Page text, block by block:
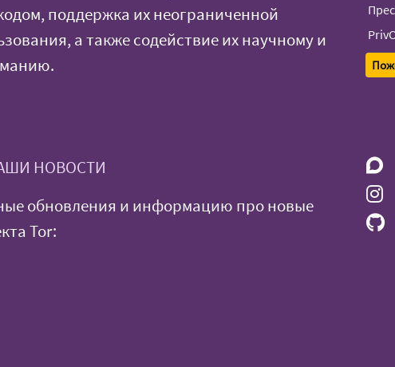
поддержка их неограниченной
а также содействие их научному и
НОВОСТИ
обновления и информацию про новые
Tor: